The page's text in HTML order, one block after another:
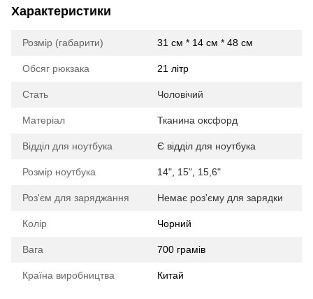
Характеристики
Розмір (габарити) 31 см * 14 см * 48 см
Обсяг рюкзака 21 літр
Стать Чоловічий
Матеріал Тканина оксфорд
Відділ для ноутбука Є відділ для ноутбука
Розмір ноутбука 14" 15" 15,6"
Роз'єм для заряджання Немає роз'єму для зарядки
Колір Чорний
Вага 700 грамів
Країна виробництва Китай